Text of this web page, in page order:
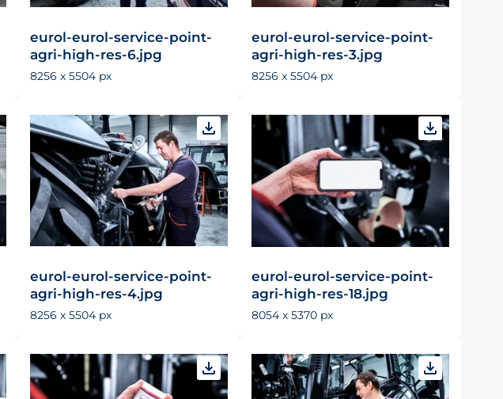
eurol-eurol-service-point-
agri-high-res-6.jpg
8256 x 5504 px
eurol-eurol-service-point-
agri-high-res-3.jpg
8256 x 5504 px
eurol-eurol-service-point-
agri-high-res-4.jpg
8256 x 5504 px
eurol-eurol-service-point-
agri-high-res-18.jpg
8054 x 5370 px